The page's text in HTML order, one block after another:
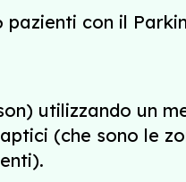
con il
utilizzando un
(che sono le